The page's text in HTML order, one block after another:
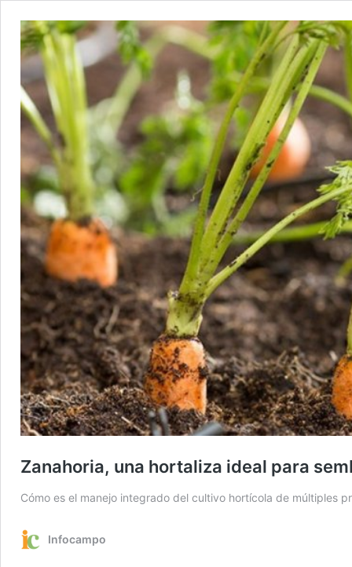
Zanahoria, una hortaliza ideal para
Cómo es el manejo integrado del cultivo hortícola de múltiples
Infocampo